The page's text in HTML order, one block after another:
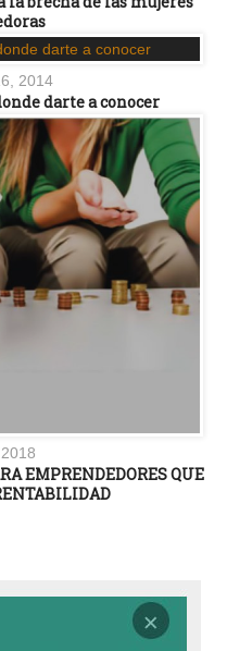
2014
darte a conocer
EMPRENDEDORES QUE